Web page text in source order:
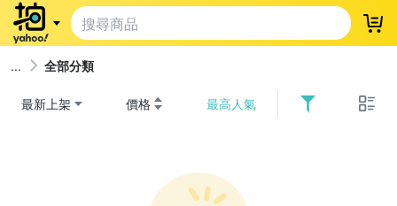
登
全部分類
最新上架 價格 最高人氣